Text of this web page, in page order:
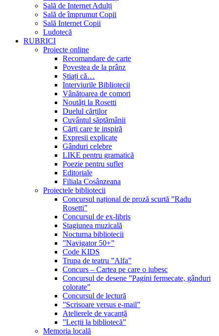
Sală de Internet Adulți
Sală de împrumut Copii
Sală Internet Copii
Ludotecă
RUBRICI
Proiecte online
Recomandare de carte
Povestea de la prânz
Știați că…
Interviurile Bibliotecii
Vânătoarea de comori
Noutăți la Rosetti
Duelul cărților
Cuvântul săptămânii
Cărți care te inspiră
Expresii explicate
Gânduri celebre
LIKE pentru gramatică
Poezie pentru suflet
Editoriale
Filiala Cosânzeana
Proiectele bibliotecii
Concursul național de proză scurtă ”Radu
Rosetti”
Concursul de ex-libris
Stagiunea muzicală
Nocturna bibliotecii
”Navigator 50+”
Code KIDS
Trupa de teatru ”Alfa”
Concurs – Cartea pe care o iubesc
Concursul de desene ”Pagini fermecate, gânduri
colorate”
Concursul de lectură
”Scrisoare versus e-mail”
Atelierele de vacanță
”Lecții la bibliotecă”
Memoria locală